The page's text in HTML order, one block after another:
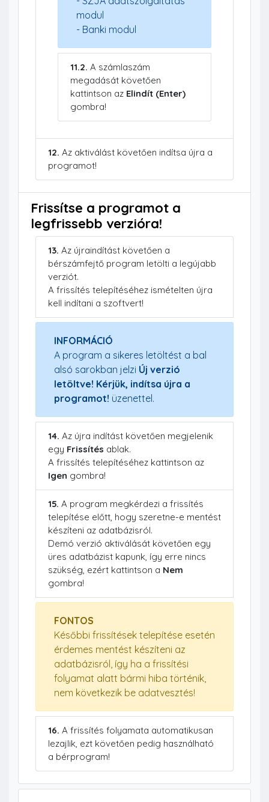
modul
- Banki modul
11.2. A számlaszám
megadását követően
kattintson az Elindít (Enter)
gombra!
12. Az aktiválást követően indítsa újra a
programot!
Frissítse a programot a
legfrissebb verzióra!
13. Az újraindítást követően a
bérszámfejtő program letölti a legújabb
verziót.
A frissítés telepítéséhez ismételten újra
kell indítani a szoftvert!
INFORMÁCIÓ
A program a sikeres letöltést a bal
alsó sarokban jelzi Új verzió
letöltve! Kérjük, indítsa újra a
programot! üzenettel.
14. Az újra indítást követően megjelenik
egy Frissítés ablak.
A frissítés telepítéséhez kattintson az
Igen gombra!
15. A program megkérdezi a frissítés
telepítése előtt, hogy szeretne-e mentést
készíteni az adatbázisról.
Demó verzió aktiválását követően egy
üres adatbázist kapunk, így erre nincs
szükség, ezért kattintson a Nem
gombra!
FONTOS
Későbbi frissítések telepítése esetén
érdemes mentést készíteni az
adatbázisról, így ha a frissítési
folyamat alatt bármi hiba történik,
nem következik be adatvesztés!
16. A frissítés folyamata automatikusan
lezajlik, ezt követően pedig használható
a bérprogram!